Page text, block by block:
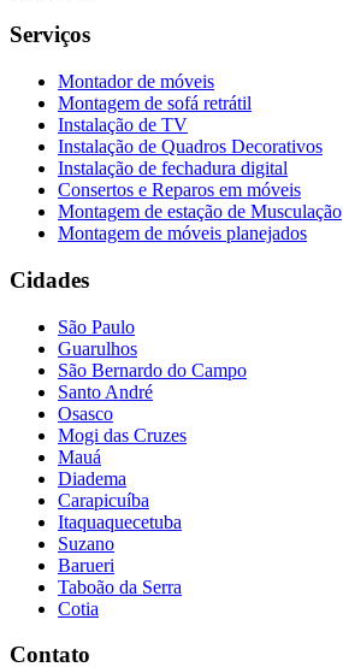
Serviços
Montador de móveis
Montagem de sofá retrátil
Instalação de TV
Instalação de Quadros Decorativos
Instalação de fechadura digital
Consertos e Reparos em móveis
Montagem de estação de Musculação
Montagem de móveis planejados
Cidades
São Paulo
Guarulhos
São Bernardo do Campo
Santo André
Osasco
Mogi das Cruzes
Mauá
Diadema
Carapicuíba
Itaquaquecetuba
Suzano
Barueri
Taboão da Serra
Cotia
Contato